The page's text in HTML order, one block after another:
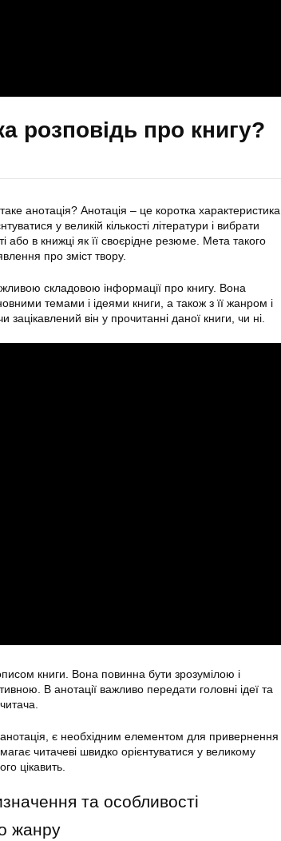
розповідь про книгу?
анотація? Анотація – це коротка характеристика
у великій кількості літератури і вибрати
або в книжці як її своєрідне резюме. Мета такого
про зміст твору.
складовою інформації про книгу. Вона
темами і ідеями книги, а також з її жанром і
він у прочитанні даної книги, чи ні.
книги. Вона повинна бути зрозумілою і
В анотації важливо передати головні ідеї та
є необхідним елементом для привернення
читачеві швидко орієнтуватися у великому
цікавить.
та особливості
жанру